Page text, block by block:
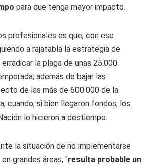
para que tenga mayor impacto.
profesionales es que, con ese
a rajatabla la estrategia de
la plaga de unas 25.000
además de bajar las
de las más de 600.000 de la
cuando, si bien llegaron fondos, los
lo hicieron a destiempo.
la situación de no implementarse
grandes áreas, "resulta probable un